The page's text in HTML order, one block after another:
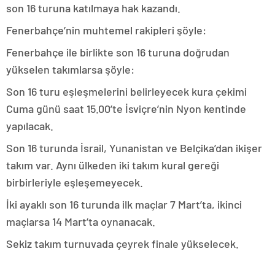
son 16 turuna katılmaya hak kazandı.
Fenerbahçe’nin muhtemel rakipleri şöyle:
Fenerbahçe ile birlikte son 16 turuna doğrudan
yükselen takımlarsa şöyle:
Son 16 turu eşleşmelerini belirleyecek kura çekimi
Cuma günü saat 15.00’te İsviçre’nin Nyon kentinde
yapılacak.
Son 16 turunda İsrail, Yunanistan ve Belçika’dan ikişer
takım var. Aynı ülkeden iki takım kural gereği
birbirleriyle eşleşemeyecek.
İki ayaklı son 16 turunda ilk maçlar 7 Mart’ta, ikinci
maçlarsa 14 Mart’ta oynanacak.
Sekiz takım turnuvada çeyrek finale yükselecek.